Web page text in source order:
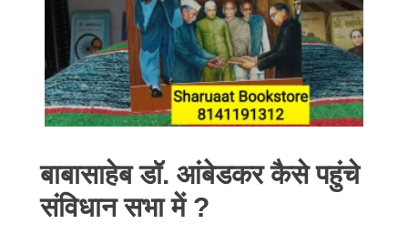
बाबासाहेब डॉ. आंबेडकर कैसे पहुंचे
संविधान सभा में ?